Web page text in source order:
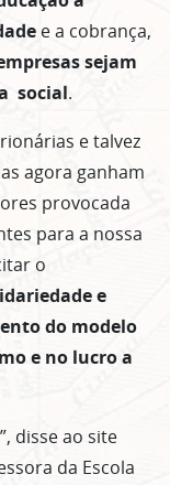
e a cobrança,
sejam
social.
e talvez
agora ganham
provocada
para a nossa
o
e
do modelo
e no lucro a
disse ao site
da Escola